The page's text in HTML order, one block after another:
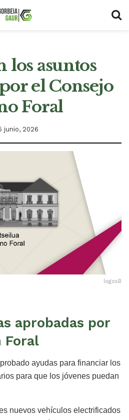
los asuntos
el Consejo
Foral
junio, 2026
logosB
aprobadas por
Foral
ayudas para financiar los
para que los jóvenes puedan
nuevos vehículos electrificados